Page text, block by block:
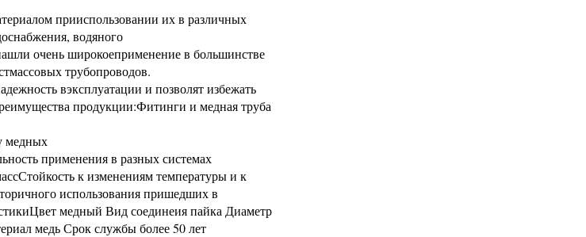
прииспользовании их в различных
водяного
очень широкоеприменение в большинстве
трубопроводов.
вэксплуатации и позволят избежать
продукции:Фитинги и медная труба
медных
применения в разных системах
к изменениям температуры и к
использования пришедших в
медный Вид соединеия пайка Диаметр
медь Срок службы более 50 лет